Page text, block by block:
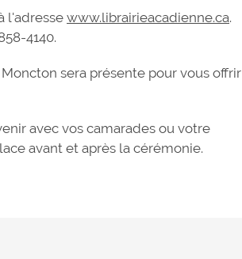
l'adressewww.librairieacadienne.ca.
4140.
sera présente pour vous offrir
avec vos camarades ou votre
avant et après la cérémonie.